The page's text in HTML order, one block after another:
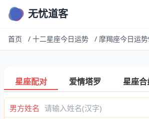
无忧道客
首页 / 十二星座今日运势 / 摩羯座今日运
星座配对 爱情塔罗 星座合
男方姓名